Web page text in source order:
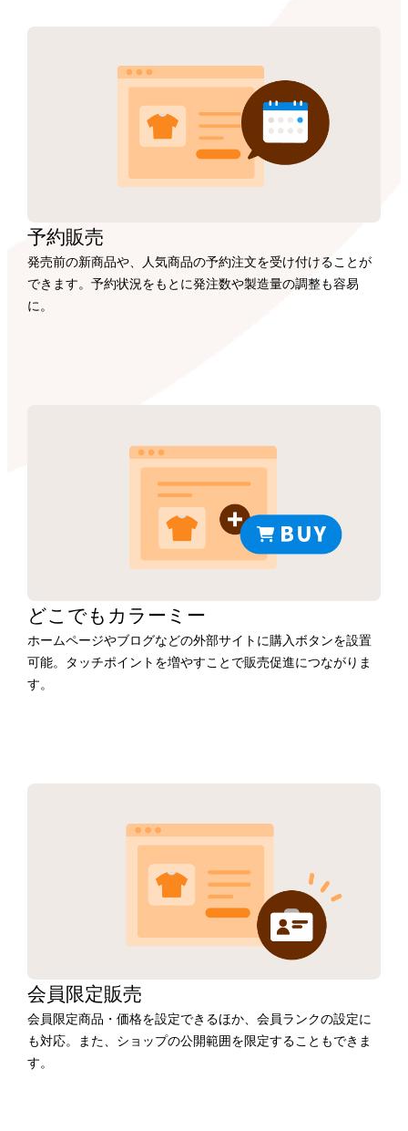
予約販売
発売前の新商品や、人気商品の予約注文を受け付けることが
できます。予約状況をもとに発注数や製造量の調整も容易
に。
どこでもカラーミー
ホームページやブログなどの外部サイトに購入ボタンを設置
可能。タッチポイントを増やすことで販売促進につながりま
す。
会員限定販売
会員限定商品・価格を設定できるほか、会員ランクの設定に
も対応。また、ショップの公開範囲を限定することもできま
す。